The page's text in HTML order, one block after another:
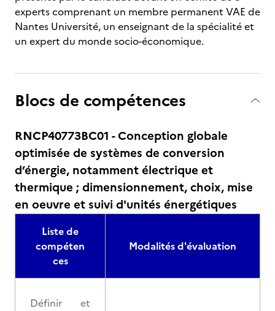
experts comprenant un membre permanent VAE de
Nantes Université, un enseignant de la spécialité et
un expert du monde socio-économique.
Blocs de compétences
RNCP40773BC01 - Conception globale
optimisée de systèmes de conversion
d’énergie, notamment électrique et
thermique ; dimensionnement, choix, mise
en oeuvre et suivi d'unités énergétiques
Liste de
compéten
ces
Modalités d'évaluation
Définir et